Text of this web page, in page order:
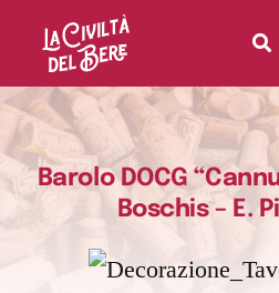
Barolo DOCG
Boschis – E.